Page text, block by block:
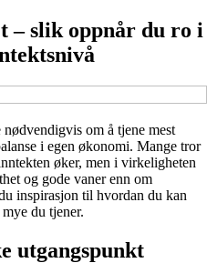
– slik oppnår du ro i
om å tjene mest
i egen økonomi. Mange tror
øker, men i virkeligheten
og gode vaner enn om
inspirasjon til hvordan du kan
du tjener.
utgangspunkt